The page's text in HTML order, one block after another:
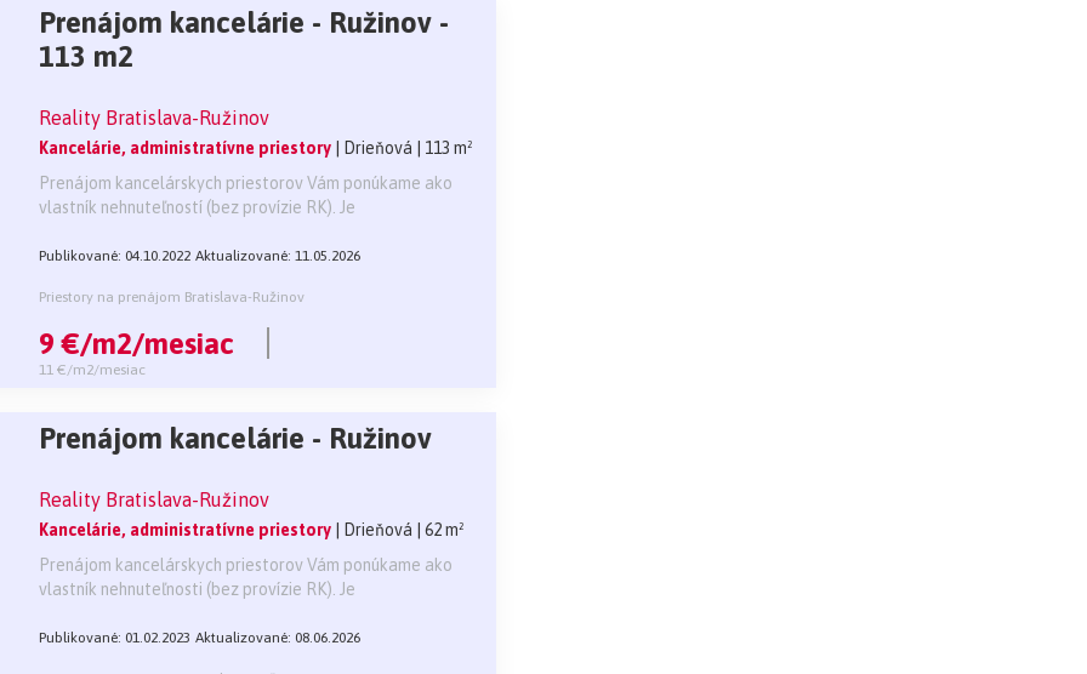
Prenájom kancelárie - Ružinov -
113 m2
Reality Bratislava-Ružinov
Kancelárie, administratívne priestory | Drieňová | 113 m²
Prenájom kancelárskych priestorov Vám ponúkame ako
vlastník nehnuteľností (bez provízie RK). Je
Publikované: 04.10.2022 Aktualizované: 11.05.2026
Priestory na prenájom Bratislava-Ružinov
9 €/m2/mesiac
11 €/m2/mesiac
Prenájom kancelárie - Ružinov
Reality Bratislava-Ružinov
Kancelárie, administratívne priestory | Drieňová | 62 m²
Prenájom kancelárskych priestorov Vám ponúkame ako
vlastník nehnuteľnosti (bez provízie RK). Je
Publikované: 01.02.2023 Aktualizované: 08.06.2026